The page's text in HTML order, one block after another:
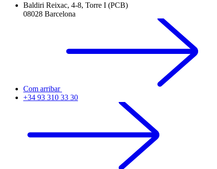
Baldiri Reixac, 4-8, Torre I (PCB)
08028 Barcelona
Com arribar
+34 93 310 33 30